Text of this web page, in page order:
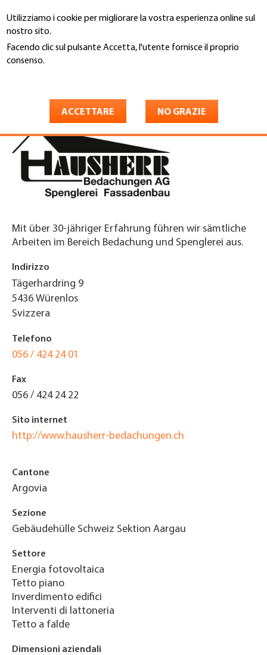
Utilizziamo i cookie per migliorare la vostra esperienza online sul
nostro sito.
Facendo clic sul pulsante Accetta, l'utente fornisce il proprio
consenso.
ACCETTARE NO GRAZIE
al
contenuto
principale
You
Mit über 30-jähriger Erfahrung führen wir sämtliche
Arbeiten im Bereich Bedachung und Spenglerei aus.
Indirizzo
Tägerhardring 9
5436 Würenlos
Svizzera
Telefono
056 / 424 24 01
Fax
056 / 424 24 22
Sito internet
http://www.hausherr-bedachungen.ch
Cantone
Argovia
Sezione
Gebäudehülle Schweiz Sektion Aargau
Settore
Energia fotovoltaica
Tetto piano
Inverdimento edifici
Interventi di lattoneria
Tetto a falde
Dimensioni aziendali